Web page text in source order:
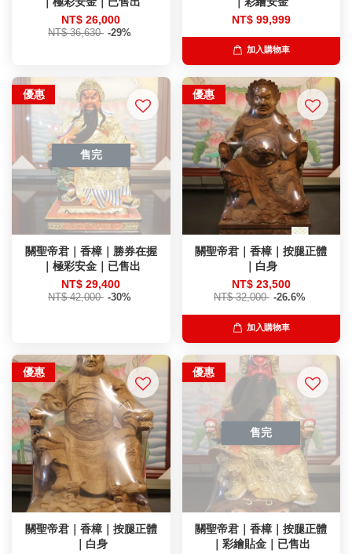
NT$ 26,000
NT$ 36,630 -29%
NT$ 99,999
加入購物車
優惠
售完
關聖帝君｜香樟｜勝券在握
｜極彩安金｜已售出
NT$ 29,400
NT$ 42,000 -30%
優惠
關聖帝君｜香樟｜按腿正體
｜白身
NT$ 23,500
NT$ 32,000 -26.6%
加入購物車
優惠
關聖帝君｜香樟｜按腿正體
｜白身
優惠
售完
關聖帝君｜香樟｜按腿正體
｜彩繪貼金｜已售出